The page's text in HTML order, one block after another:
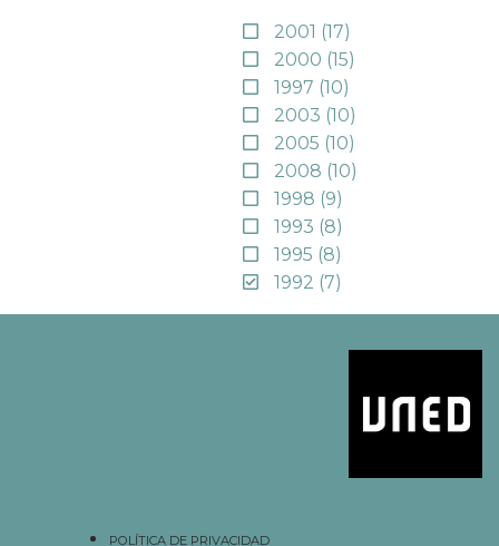
2001 (17)
2000 (15)
1997 (10)
2003 (10)
2005 (10)
2008 (10)
1998 (9)
1993 (8)
1995 (8)
1992 (7)
POLÍTICA DE PRIVACIDAD